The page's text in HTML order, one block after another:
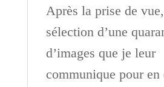
Après la prise de
sélection d’une
d’images que je leur
communique pour